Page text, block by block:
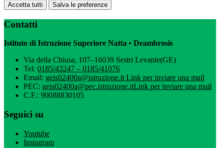
Accetta tutti Salva le preferenze
Contatti
Istituto di Istruzione Superiore Natta • Deambrosis
Via della Chiusa, 107–16039 Sestri Levante(GE)
Tel: 0185/43247 – 0185/41076
Email: geis02400a@istruzione.itLink per inviare una mail
PEC: geis02400a@pec.istruzione.itLink per inviare una mail
C.F.: 90088830105
Seguici su
Youtube
Instagram